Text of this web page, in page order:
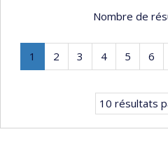
Nombre de
Page
1
Page
Page
2 Page
3 Page
4 Page
5 Page
6
10 résultats